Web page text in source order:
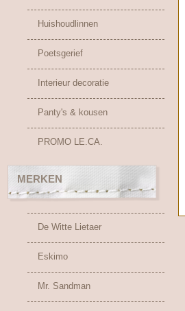
Huishoudlinnen
Poetsgerief
Interieur decoratie
Panty's & kousen
PROMO LE.CA.
MERKEN
De Witte Lietaer
Eskimo
Mr. Sandman